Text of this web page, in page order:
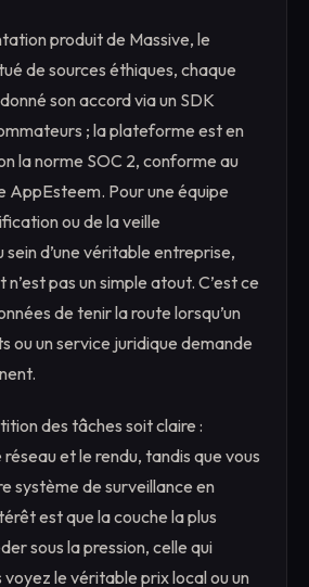
produit de Massive, le
de sources éthiques, chaque
son accord via un SDK
; la plateforme est en
la norme SOC 2, conforme au
AppEsteem. Pour une équipe
ou de la veille
d’une véritable entreprise,
pas un simple atout. C’est ce
de tenir la route lorsqu’un
ou un service juridique demande
des tâches soit claire :
et le rendu, tandis que vous
système de surveillance en
est que la couche la plus
sous la pression, celle qui
le véritable prix local ou un